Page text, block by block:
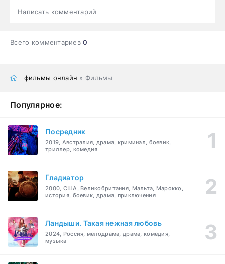
Написать комментарий
Всего комментариев0
фильмы онлайн » Фильмы
Популярное:
Посредник
2019, Австралия, драма, криминал, боевик,
триллер, комедия
Гладиатор
2000, США, Великобритания, Мальта, Марокко,
история, боевик, драма, приключения
Ландыши. Такая нежная любовь
2024, Россия, мелодрама, драма, комедия,
музыка